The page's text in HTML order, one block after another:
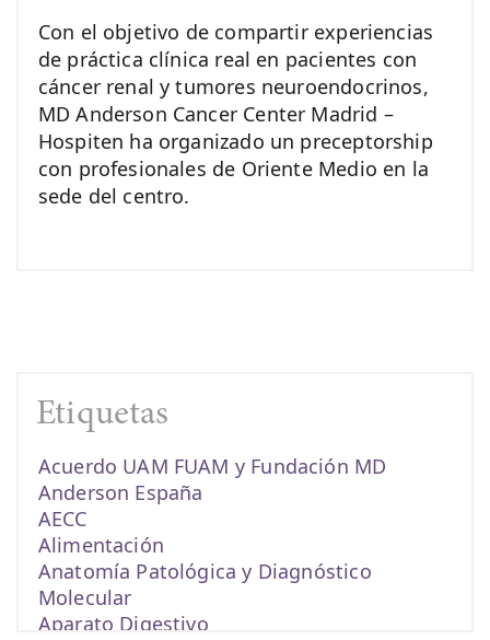
Con el objetivo de compartir experiencias
de práctica clínica real en pacientes con
cáncer renal y tumores neuroendocrinos,
MD Anderson Cancer Center Madrid –
Hospiten ha organizado un preceptorship
con profesionales de Oriente Medio en la
sede del centro.
Etiquetas
Acuerdo UAM FUAM y Fundación MD
Anderson España
AECC
Alimentación
Anatomía Patológica y Diagnóstico
Molecular
Aparato Digestivo